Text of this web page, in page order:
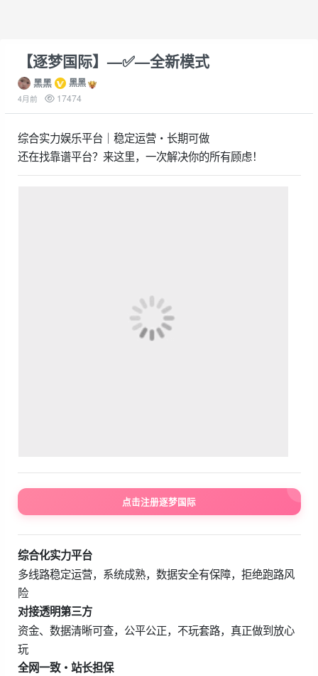
【逐梦国际】—✅—全新模式
黑黑 黑黑
4月前 17474
综合实力娱乐平台｜稳定运营・长期可做
还在找靠谱平台？来这里，一次解决你的所有顾虑！
点击注册逐梦国际
综合化实力平台
多线路稳定运营，系统成熟，数据安全有保障，拒绝跑路风
险
对接透明第三方
资金、数据清晰可查，公平公正，不玩套路，真正做到放心
玩
全网一致・站长担保